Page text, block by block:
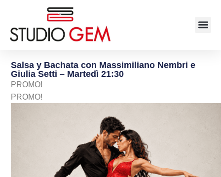
Salsa y Bachata con Massimiliano Nembri e
Giulia Setti – Martedì 21:30
PROMO!
PROMO!